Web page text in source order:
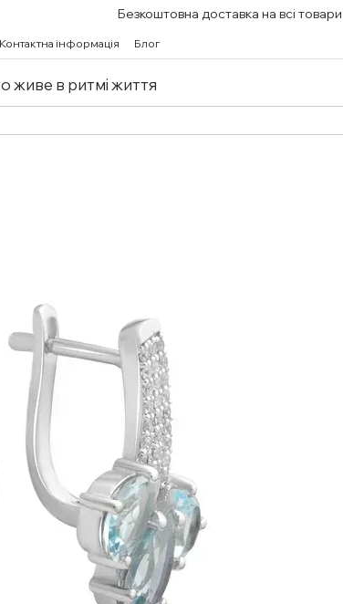
Безкоштовна доставка на всі товари
Контактна інформація Блог
живе в ритмі життя